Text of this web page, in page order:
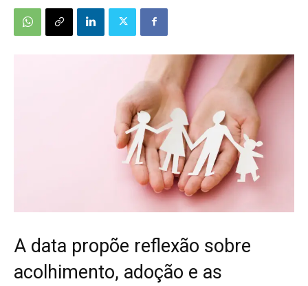
A data propõe reflexão sobre
acolhimento, adoção e as